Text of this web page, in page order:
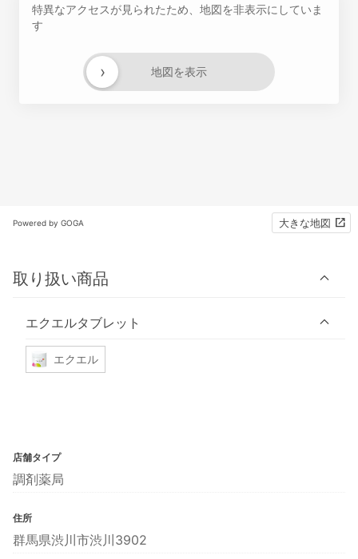
特異なアクセスが見られたため、地図を非表示にしていま
す
地図を表示
›
Powered by GOGA 大きな地図
取り扱い商品
エクエルタブレット
エクエル
店舗タイプ
調剤薬局
住所
群馬県渋川市渋川3902